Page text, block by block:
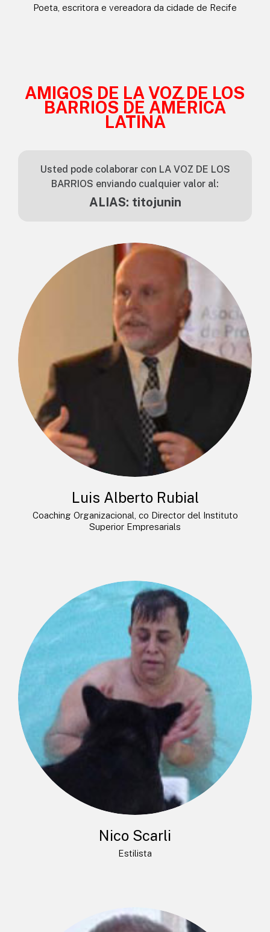
Poeta, escritora e vereadora da cidade de Recife
AMIGOS DE LA VOZ DE LOS
BARRIOS DE AMÉRICA
LATINA
Usted pode colaborar con LA VOZ DE LOS
BARRIOS enviando cualquier valor al:
ALIAS: titojunin
Luis Alberto Rubial
Coaching Organizacional, co Director del Instituto
Superior Empresarials
Nico Scarli
Estilista